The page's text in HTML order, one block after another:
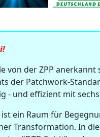
der ZPP
Patchwork-
und effizient mit
ein Raum für
Transformation. In